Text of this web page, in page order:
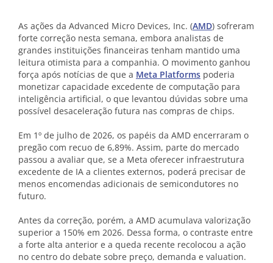
As ações da Advanced Micro Devices, Inc. (AMD) sofreram
forte correção nesta semana, embora analistas de
grandes instituições financeiras tenham mantido uma
leitura otimista para a companhia. O movimento ganhou
força após notícias de que a Meta Platforms poderia
monetizar capacidade excedente de computação para
inteligência artificial, o que levantou dúvidas sobre uma
possível desaceleração futura nas compras de chips.
Em 1º de julho de 2026, os papéis da AMD encerraram o
pregão com recuo de 6,89%. Assim, parte do mercado
passou a avaliar que, se a Meta oferecer infraestrutura
excedente de IA a clientes externos, poderá precisar de
menos encomendas adicionais de semicondutores no
futuro.
Antes da correção, porém, a AMD acumulava valorização
superior a 150% em 2026. Dessa forma, o contraste entre
a forte alta anterior e a queda recente recolocou a ação
no centro do debate sobre preço, demanda e valuation.